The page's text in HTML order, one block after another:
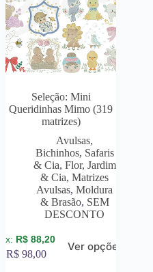
Seleção: Mini
Queridinhas Mimo (319
matrizes)
Avulsas,
Bichinhos, Safaris
& Cia, Flor, Jardim
& Cia,Matrizes
Avulsas,Moldura
& Brasão, SEM
DESCONTO
R$ 88,20
R$ 98,00
Ver opções